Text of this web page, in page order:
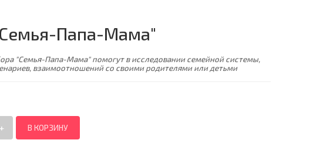
"Семья-Папа-Мама"
"Семья-Папа-Мама" помогут в исследовании семейной системы,
взаимоотношений со своими родителями или детьми
+